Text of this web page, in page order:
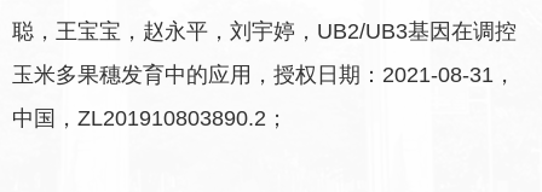
聪，王宝宝，赵永平，刘宇婷，UB2/UB3基因在调控
玉米多果穗发育中的应用，授权日期：2021-08-31，
中国，ZL201910803890.2；